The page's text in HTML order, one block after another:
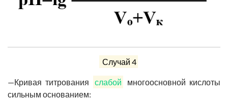
Случай 4
—Кривая титрования слабой
многоосновной кислоты
сильным основанием: